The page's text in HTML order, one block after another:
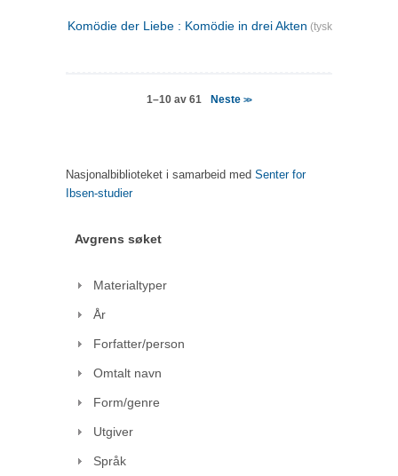
Komödie der Liebe : Komödie in drei Akten (tysk)
1–10 av 61 Neste>>
Nasjonalbiblioteket i samarbeid med Senter for
Ibsen-studier
Avgrens søket
Materialtyper
År
Forfatter/person
Omtalt navn
Form/genre
Utgiver
Språk